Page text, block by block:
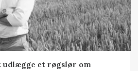
udlægge et røgslør om